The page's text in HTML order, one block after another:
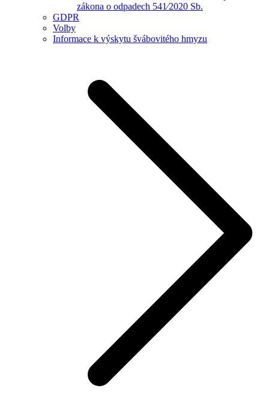
zákona o odpadech 541⁄2020 Sb.
GDPR
Volby
Informace k výskytu švábovitého hmyzu